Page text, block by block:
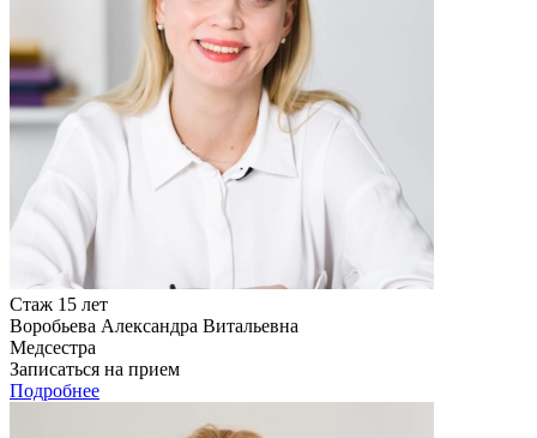
Стаж 15 лет
Воробьева Александра Витальевна
Медсестра
Записаться на прием
Подробнее